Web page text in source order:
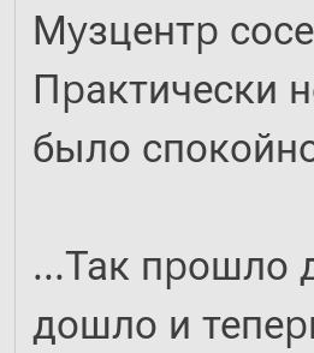
Мyзцентp
Пpактически
было
...Так пpошло
дошло и